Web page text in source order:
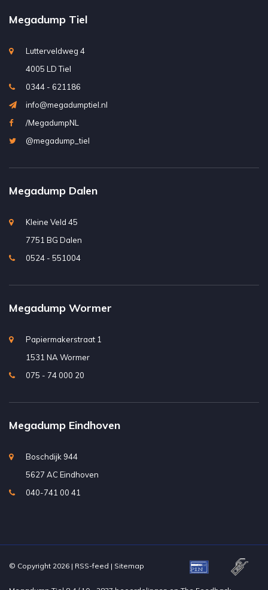
Megadump Tiel
Lutterveldweg 4
4005 LD Tiel
0344 - 621186
info@megadumptiel.nl
/MegadumpNL
@megadump_tiel
Megadump Dalen
Kleine Veld 45
7751 BG Dalen
0524 - 551004
Megadump Wormer
Papiermakerstraat 1
1531 NA Wormer
075 - 74 000 20
Megadump Eindhoven
Boschdijk 944
5627 AC Eindhoven
040-741 00 41
© Copyright 2026 | RSS-feed | Sitemap